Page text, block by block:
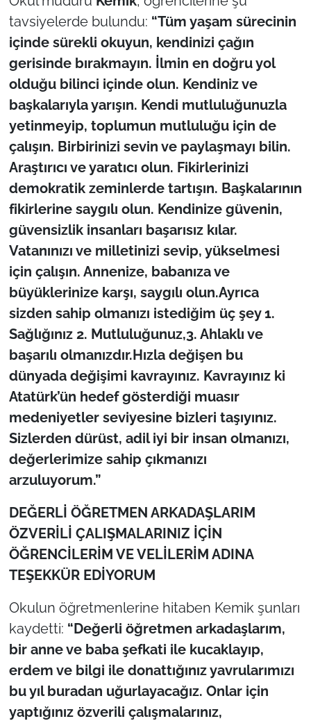
tavsiyelerde bulundu: “Tüm yaşam sürecinin
içinde sürekli okuyun, kendinizi çağın
gerisinde bırakmayın. İlmin en doğru yol
olduğu bilinci içinde olun. Kendiniz ve
başkalarıyla yarışın. Kendi mutluluğunuzla
yetinmeyip, toplumun mutluluğu için de
çalışın. Birbirinizi sevin ve paylaşmayı bilin.
Araştırıcı ve yaratıcı olun. Fikirlerinizi
demokratik zeminlerde tartışın. Başkalarının
fikirlerine saygılı olun. Kendinize güvenin,
güvensizlik insanları başarısız kılar.
Vatanınızı ve milletinizi sevip, yükselmesi
için çalışın. Annenize, babanıza ve
büyüklerinize karşı, saygılı olun.Ayrıca
sizden sahip olmanızı istediğim üç şey 1.
Sağlığınız 2. Mutluluğunuz,3. Ahlaklı ve
başarılı olmanızdır.Hızla değişen bu
dünyada değişimi kavrayınız. Kavrayınız ki
Atatürk’ün hedef gösterdiği muasır
medeniyetler seviyesine bizleri taşıyınız.
Sizlerden dürüst, adil iyi bir insan olmanızı,
değerlerimize sahip çıkmanızı
arzuluyorum.”
DEĞERLİ ÖĞRETMEN ARKADAŞLARIM
ÖZVERİLİ ÇALIŞMALARINIZ İÇİN
ÖĞRENCİLERİM VE VELİLERİM ADINA
TEŞEKKÜR EDİYORUM
Okulun öğretmenlerine hitaben Kemik şunları
kaydetti: “Değerli öğretmen arkadaşlarım,
bir anne ve baba şefkati ile kucaklayıp,
erdem ve bilgi ile donattığınız yavrularımızı
bu yıl buradan uğurlayacağız. Onlar için
yaptığınız özverili çalışmalarınız,